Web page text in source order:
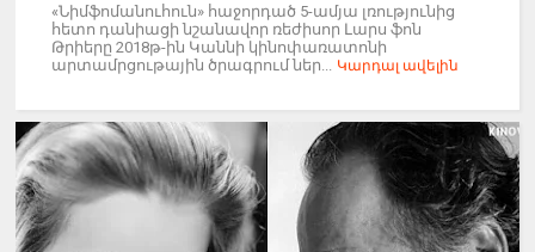
«Նիմֆոմանուհուն» հաջորդած 5-ամյա լռությունից
հետո դանիացի նշանավոր ռեժիսոր Լարս ֆոն
Թրիերը 2018թ-ին Կաննի կինոփառատոնի
արտամրցութային ծրագրում ներ...
Կարդալ ավելին